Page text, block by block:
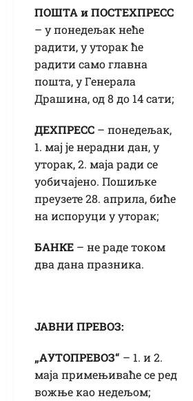
ПОШТА и ПОСТЕXПРЕСС
– у понедељак неће
радити, у уторак ће
радити само главна
пошта, у Генерала
Драшина, од 8 до 14 сати;
ДЕXПРЕСС – понедељак,
1. мај је нерадни дан, у
уторак, 2. маја ради се
уобичајено. Пошиљке
преузете 28. априла, биће
на испоруци у уторак;
БАНКЕ – не раде током
два дана празника.
ЈАВНИ ПРЕВОЗ:
„АУТОПРЕВОЗ“ – 1. и 2.
маја примењиваће се ред
вожње као недељом;